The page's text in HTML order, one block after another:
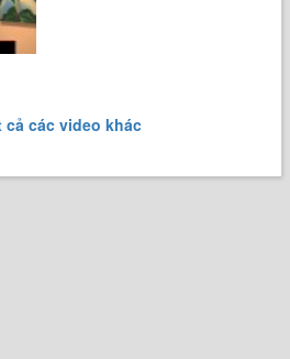
cả các video khác